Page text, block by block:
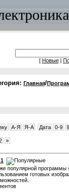
[ Новые|
Главная/
A-Я Я-A Дата 0-9
»
популярной программы
готовых